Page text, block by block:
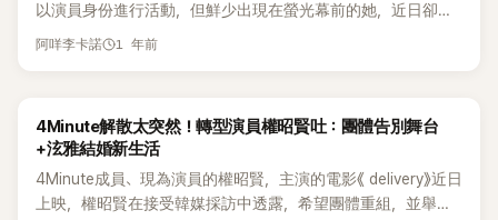
人緊緊握著彼此的手，頭靠著頭露出燦爛笑容。畫面中還有一
個吸引眼球的蛋糕，看起來是泫雅親自準備的，上面寫著：「權
到驚訝。 另一方面，權昭賢去年出演電影《Delivery》，目前正
專注於演員活動中，泫雅於今年 4 月發表全新單曲《못 (Mrs.
Nail)》。
成員們、當時一起工作的所有工作人員，還有到現在依然記得
我、為我應援的粉絲們，真的非常感謝。 南智賢也附上多張照
五人女團4minute的隊長出道，但團體於2016年解散，之後她
轉型為演員，直到近期傳出她疑似有意退出演藝圈並轉型為企
業家發展個人事業。
以演員身份進行活動，但鮮少出現在螢光幕前的她，近日卻傳
出她疑似有意退出演藝圈的傳聞，引起一陣關注。 南智賢25日
始更努力地運動，想走得更遠。那時候接觸到了Barre（芭蕾與
皮拉提斯結合的運動），發現這項運動真的給了我很大的力
量。」 她進一步說明：「我想要把這份力量分享出去，想要讓更
多人知道流汗的價值有多高。運動後，會有一種『我能夠主體地
阿咩李卡諾 1 年前
4Minute解散太突然！轉型演員權昭賢吐：團體告別舞台
+泫雅結婚新生活
4Minute成員、現為演員的權昭賢，主演的電影《 delivery》近日
上映，權昭賢在接受韓媒採訪中透露，希望團體重組，並舉辦